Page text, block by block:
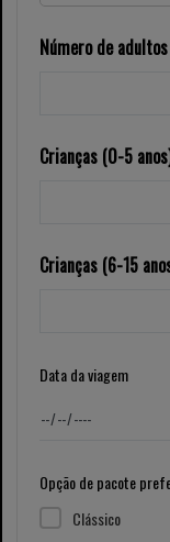
Número de adultos
Crianças (0-5
Crianças (6-15
Data da viagem
Opção de pacote
Clássico